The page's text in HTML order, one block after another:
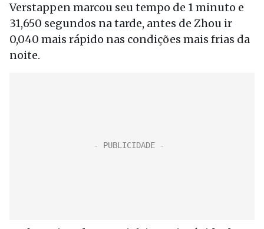
Verstappen marcou seu tempo de 1 minuto e
31,650 segundos na tarde, antes de Zhou ir
0,040 mais rápido nas condições mais frias da
noite.